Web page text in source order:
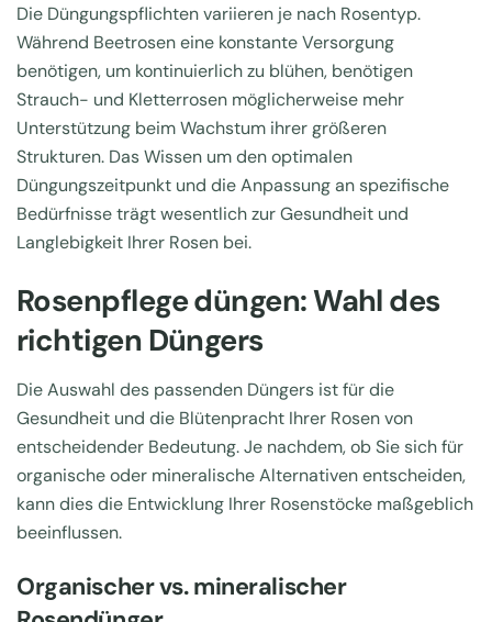
Die Düngungspflichten variieren je nach Rosentyp.
Während Beetrosen eine konstante Versorgung
benötigen, um kontinuierlich zu blühen, benötigen
Strauch- und Kletterrosen möglicherweise mehr
Unterstützung beim Wachstum ihrer größeren
Strukturen. Das Wissen um den optimalen
Düngungszeitpunkt und die Anpassung an spezifische
Bedürfnisse trägt wesentlich zur Gesundheit und
Langlebigkeit Ihrer Rosen bei.
Rosenpflege düngen: Wahl des
richtigen Düngers
Die Auswahl des passenden Düngers ist für die
Gesundheit und die Blütenpracht Ihrer Rosen von
entscheidender Bedeutung. Je nachdem, ob Sie sich für
organische oder mineralische Alternativen entscheiden,
kann dies die Entwicklung Ihrer Rosenstöcke maßgeblich
beeinflussen.
Organischer vs. mineralischer